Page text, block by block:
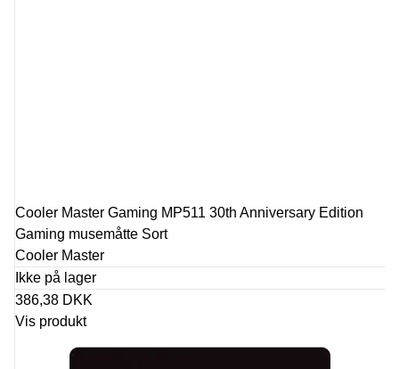
Cooler Master Gaming MP511 30th Anniversary Edition
Gaming musemåtte Sort
Cooler Master
Ikke på lager
386,38 DKK
Vis produkt